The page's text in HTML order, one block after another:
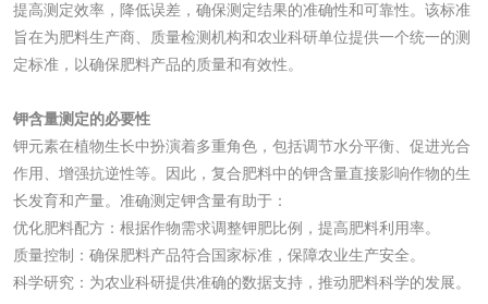
提高测定效率，降低误差，确保测定结果的准确性和可靠性。该标准
旨在为肥料生产商、质量检测机构和农业科研单位提供一个统一的测
定标准，以确保肥料产品的质量和有效性。
钾含量测定的必要性
钾元素在植物生长中扮演着多重角色，包括调节水分平衡、促进光合
作用、增强抗逆性等。因此，复合肥料中的钾含量直接影响作物的生
长发育和产量。准确测定钾含量有助于：
优化肥料配方：根据作物需求调整钾肥比例，提高肥料利用率。
质量控制：确保肥料产品符合国家标准，保障农业生产安全。
科学研究：为农业科研提供准确的数据支持，推动肥料科学的发展。
检测
三氯异氰尿酸检测 磷酸二氢铵检测
活性炭
活性炭检测 煤质颗粒活性炭检
测
脱硫脱硝活性炭检
煤质活性炭检测